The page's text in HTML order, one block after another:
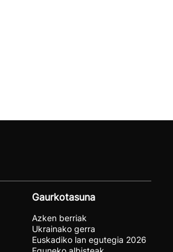
Gaurkotasuna
Azken berriak
Ukrainako gerra
Euskadiko lan egutegia 2026